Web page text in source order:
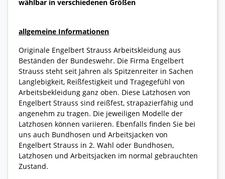
wählbar in verschiedenen Größen
allgemeine Informationen
Originale Engelbert Strauss Arbeitskleidung aus
Beständen der Bundeswehr. Die Firma Engelbert
Strauss steht seit Jahren als Spitzenreiter in Sachen
Langlebigkeit, Reißfestigkeit und Tragegefühl von
Arbeitsbekleidung ganz oben. Diese Latzhosen von
Engelbert Strauss sind reißfest, strapazierfähig und
angenehm zu tragen. Die jeweiligen Modelle der
Latzhosen können variieren. Ebenfalls finden Sie bei
uns auch Bundhosen und Arbeitsjacken von
Engelbert Strauss in 2. Wahl oder Bundhosen,
Latzhosen und Arbeitsjacken im normal gebrauchten
Zustand.